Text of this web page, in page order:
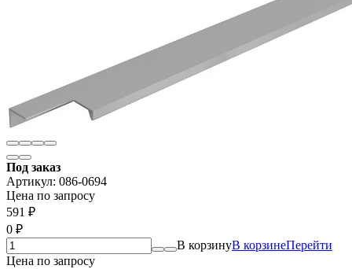
Под заказ
Артикул: 086-0694
Цена по запросу
591 ₽
0 ₽
В корзинуВ корзинеПерейти
Цена по запросу